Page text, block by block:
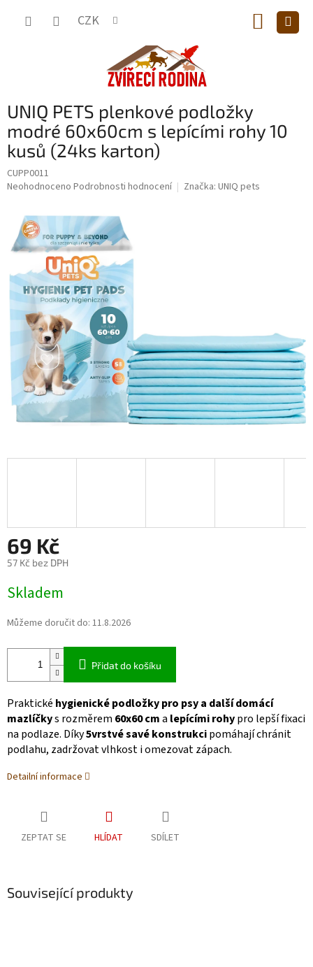
CZK
KOŠÍK
UNIQ PETS plenkové podložky
modré 60x60cm s lepícími rohy 10
kusů (24ks karton)
CUPP0011
Průměrné
produktu
0,0
hvězdiček.
Neohodnoceno Podrobnosti hodnocení Značka: UNIQ pets
69 Kč
57 Kč bez DPH
cena:
Skladem
Můžeme doručit do: 11.8.2026
Přidat do košíku
Praktické hygienické podložky pro psy a další domácí
mazlíčkys rozměrem 60x60 cma lepícími rohypro lepší fixaci
na podlaze. Díky5vrstvé savé konstrukcipomáhají chránit
podlahu, zadržovat vlhkost i omezovat zápach.
Detailní informace
ZEPTAT SE HLÍDAT SDÍLET
Související produkty